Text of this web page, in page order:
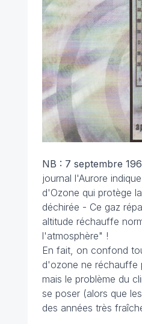
NB : 7 septembre
journal l'Aurore
d'Ozone qui protège
déchirée - Ce gaz
altitude réchauffe
l'atmosphère" !
En fait, on confond
d'ozone ne réchauffe
mais le problème du
se poser (alors que
des années très